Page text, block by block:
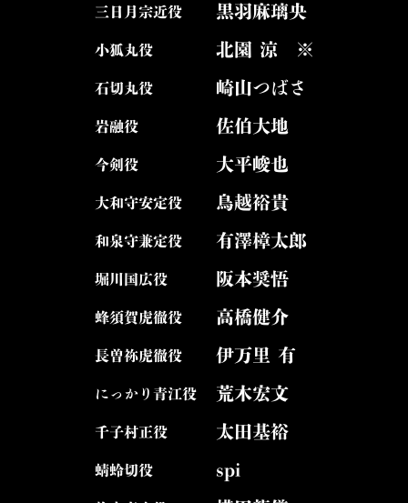
三日月宗近役 黒羽麻璃央
小狐丸役 北園 涼 ※
石切丸役 崎山つばさ
岩融役 佐伯大地
今剣役 大平峻也
大和守安定役 鳥越裕貴
和泉守兼定役 有澤樟太郎
堀川国広役 阪本奨悟
蜂須賀虎徹役 高橋健介
長曽祢虎徹役 伊万里 有
にっかり青江役 荒木宏文
千子村正役 太田基裕
蜻蛉切役 spi